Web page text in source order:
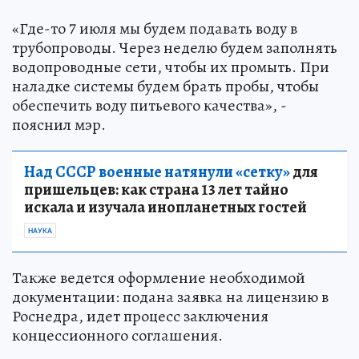
«Где-то 7 июля мы будем подавать воду в
трубопроводы. Через неделю будем заполнять
водопроводные сети, чтобы их промыть. При
наладке системы будем брать пробы, чтобы
обеспечить воду питьевого качества», -
пояснил мэр.
Над СССР военные натянули «сетку»для
пришельцев: как страна 13 лет тайно
искала и изучала инопланетных гостей
НАУКА
Также ведется оформление необходимой
документации: подана заявка на лицензию в
Роснедра, идет процесс заключения
концессионного соглашения.